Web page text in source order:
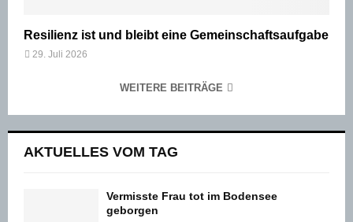
Resilienz ist und bleibt eine Gemeinschaftsaufgabe
29. Juli 2026
WEITERE BEITRÄGE
AKTUELLES VOM TAG
Vermisste Frau tot im Bodensee
geborgen